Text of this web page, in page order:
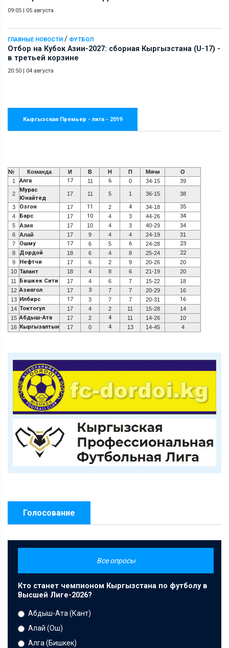
09:05 | 05 августа
ГЛАВНЫЕ НОВОСТИ / ФУТБОЛ
Отбор на Кубок Азии-2027: сборная Кыргызстана (U-17) -
в третьей корзине
20:50 | 04 августа
Кыргызская Премьер - лига - 2019
№ Команда И В Н П Мячи
О
1
Алга 17 11 6 0 34-15 39
2
Мурас
Юнайтед
17 11 5 1 36-15 38
3 Озгон 17 11 2 4 34-18 35
4 Барс 17 10 4 3 44-26 34
5 Азия 17 10 4 3 40-29
34
6
Алай 17 9 4 4 24-19
31
7
Ошму 17 6 5 6 24-28 23
8 Дордой 18 6 4 8 25-24 22
9 Нефтчи 17 6 2 9 20-26
20
10 Талант 18 4 8 6 21-19
20
11
Бишкек Сити 17 4 6 7 15-22
18
12 Азиягол 17 3 7 7 20-29
16
13 Илбирс 17 3 7 7 20-31 16
14 Токтогул 17 4 2 11 15-28
14
15 Абдыш-Ата 17 2 4 11 14-26
10
16 Кыргызалтын 17 0 4 13 14-45 4
Голосование
Все опросы
Кто станет чемпионом Кыргызстана по футболу в
Высшей Лиге-2026?
Абдыш-Ата (Кант)
Алай (Ош)
Алга (Бишкек)